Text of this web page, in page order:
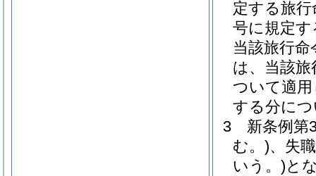
定する旅
号に規定
当該旅行
は、当該
ついて適
する分に
3
新条例第
む。)、失
いう。)と